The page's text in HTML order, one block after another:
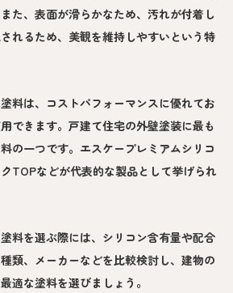
た、表面が滑らかなため、汚れが付着し
れるため、美観を維持しやすいという特
料は、コストパフォーマンスに優れてお
できます。戸建て住宅の外壁塗装に最も
の一つです。エスケープレミアムシリコ
TOPなどが代表的な製品として挙げられ
料を選ぶ際には、シリコン含有量や配合
類、メーカーなどを比較検討し、建物の
適な塗料を選びましょう。